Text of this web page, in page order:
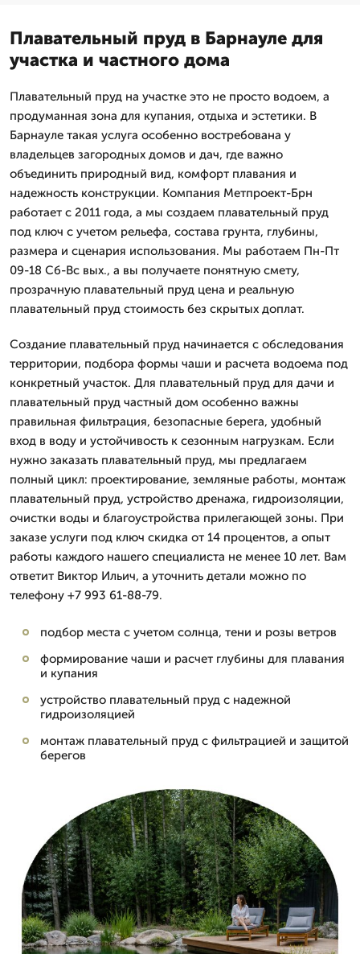
Плавательный пруд в Барнауле для
участка и частного дома
Плавательный пруд на участке это не просто водоем, а
продуманная зона для купания, отдыха и эстетики. В
Барнауле такая услуга особенно востребована у
владельцев загородных домов и дач, где важно
объединить природный вид, комфорт плавания и
надежность конструкции. Компания Метпроект-Брн
работает с 2011 года, а мы создаем плавательный пруд
под ключ с учетом рельефа, состава грунта, глубины,
размера и сценария использования. Мы работаем Пн-Пт
09-18 Сб-Вс вых., а вы получаете понятную смету,
прозрачную плавательный пруд цена и реальную
плавательный пруд стоимость без скрытых доплат.
Создание плавательный пруд начинается с обследования
территории, подбора формы чаши и расчета водоема под
конкретный участок. Для плавательный пруд для дачи и
плавательный пруд частный дом особенно важны
правильная фильтрация, безопасные берега, удобный
вход в воду и устойчивость к сезонным нагрузкам. Если
нужно заказать плавательный пруд, мы предлагаем
полный цикл: проектирование, земляные работы, монтаж
плавательный пруд, устройство дренажа, гидроизоляции,
очистки воды и благоустройства прилегающей зоны. При
заказе услуги под ключ скидка от 14 процентов, а опыт
работы каждого нашего специалиста не менее 10 лет. Вам
ответит Виктор Ильич, а уточнить детали можно по
телефону +7 993 61-88-79.
подбор места с учетом солнца, тени и розы ветров
формирование чаши и расчет глубины для плавания
и купания
устройство плавательный пруд с надежной
гидроизоляцией
монтаж плавательный пруд с фильтрацией и защитой
берегов